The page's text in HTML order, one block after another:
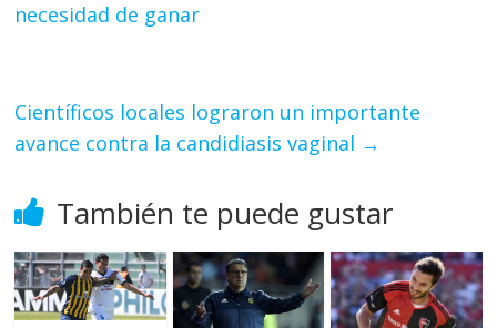
necesidad de ganar
Científicos locales lograron un importante
avance contra la candidiasis vaginal →
También te puede gustar